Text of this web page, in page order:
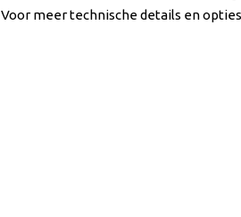
Voor meer technische details en